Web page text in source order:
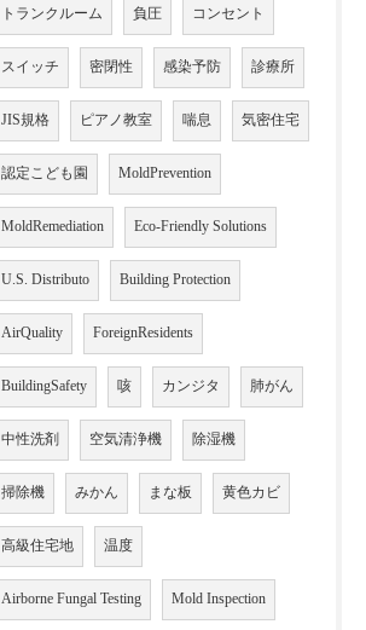
トランクルーム 負圧 コンセント
スイッチ 密閉性 感染予防 診療所
JIS規格 ピアノ教室 喘息 気密住宅
認定こども園 MoldPrevention
MoldRemediation Eco-Friendly Solutions
U.S. Distributo Building Protection
AirQuality ForeignResidents
BuildingSafety 咳 カンジタ 肺がん
中性洗剤 空気清浄機 除湿機
掃除機 みかん まな板 黄色カビ
高級住宅地 温度
Airborne Fungal Testing Mold Inspection